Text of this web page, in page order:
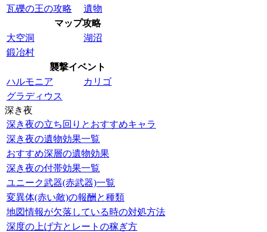
瓦礫の王の攻略
遺物
マップ攻略
大空洞
湖沼
鍛冶村
襲撃イベント
ハルモニア
カリゴ
グラディウス
深き夜
深き夜の立ち回りとおすすめキャラ
深き夜の遺物効果一覧
おすすめ深層の遺物効果
深き夜の付帯効果一覧
ユニーク武器(赤武器)一覧
変異体(赤い敵)の報酬と種類
地図情報が欠落している時の対処方法
深度の上げ方とレートの稼ぎ方